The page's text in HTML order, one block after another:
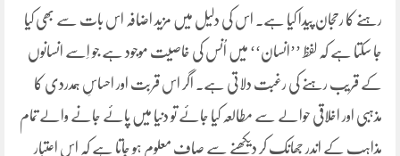
رہنے کا رحجان پیدا کیا ہے۔ اس کی دلیل میں مزید اضافہ اس بات سے بھی کیا
جا سکتا ہے کہ لفظ ’’انسان‘‘ میں اُنس کی خاصیت موجود ہے جو اِسے انسانوں
کے قریب رہنے کی رغبت دلاتی ہے۔ اگر اس قربت اور احساسِ ہمدردی کا
مذہبی اور اخلاقی حوالے سے مطالعہ کیا جائے تو دنیا میں پائے جانے والے تمام
مذاہب کے اندر جھانک کر دیکھنے سے صاف معلوم ہو جاتا ہے کہ اس اعتبار